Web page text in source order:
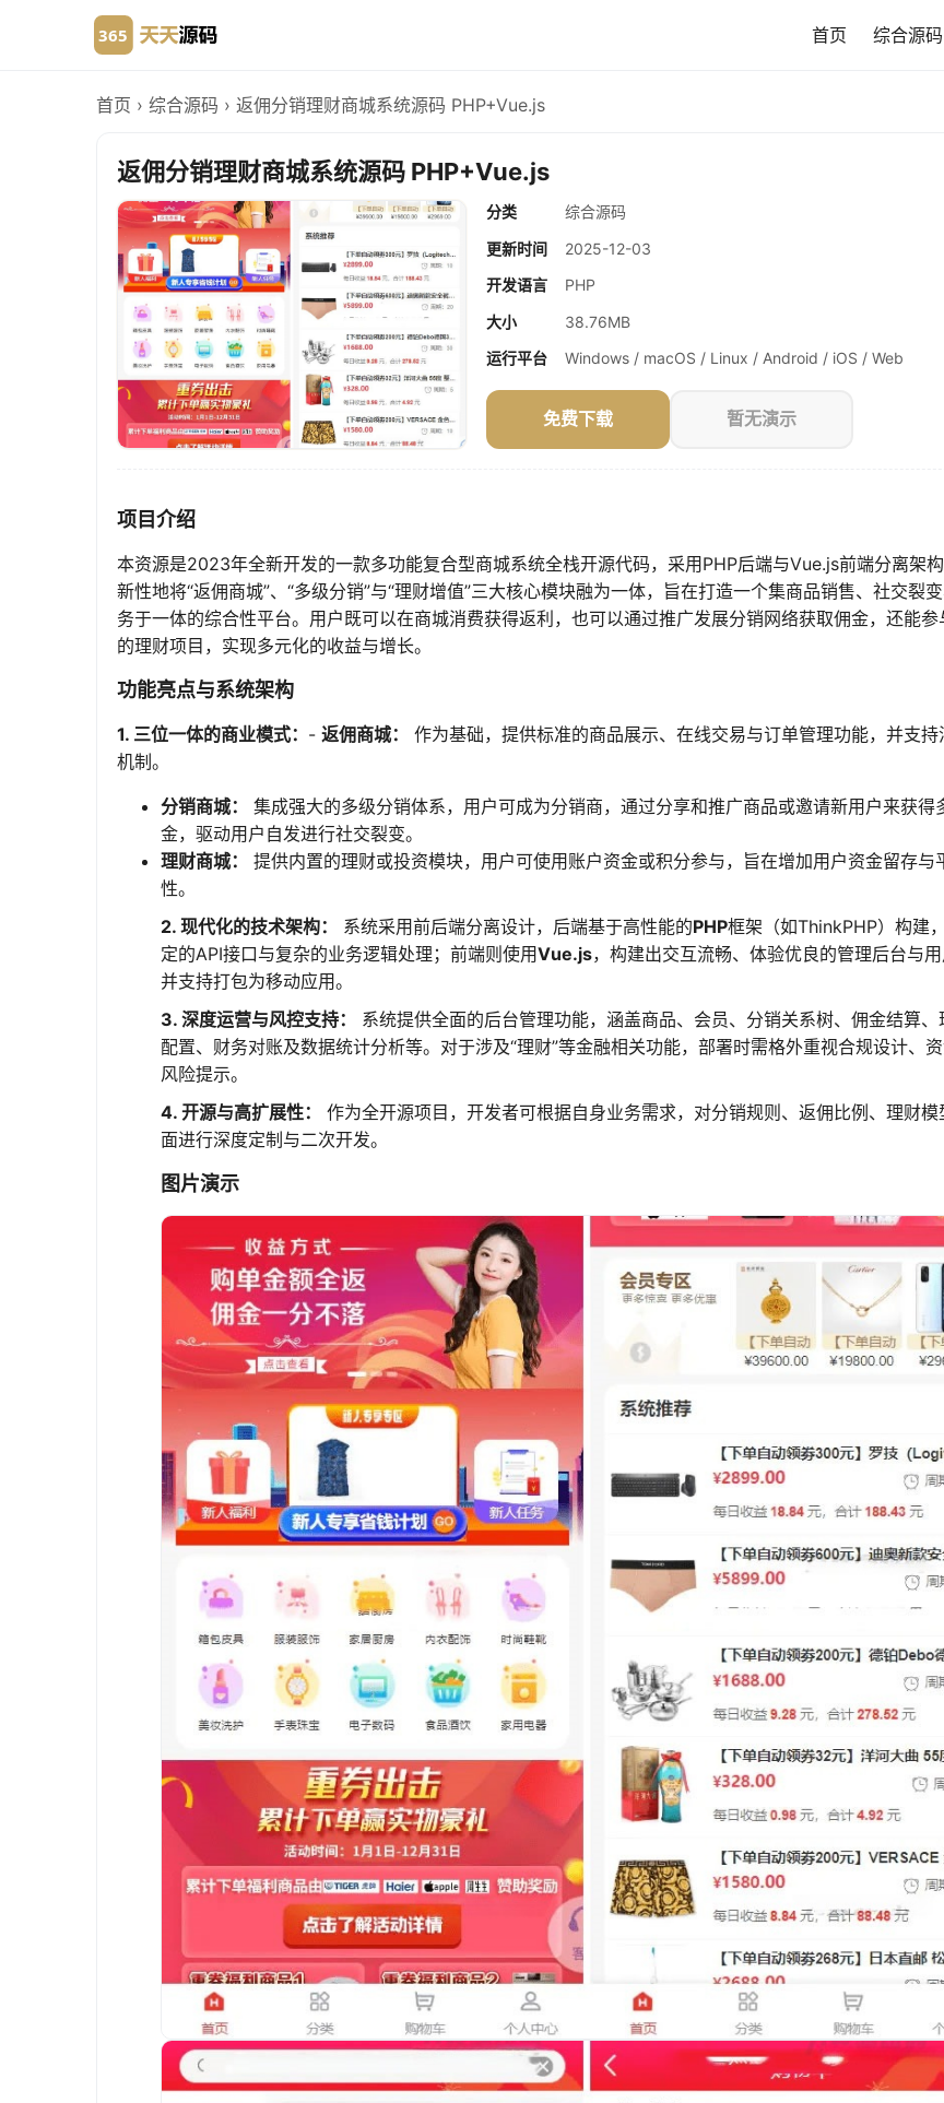
首页 综合源码
首页 › 综合源码 › 返佣分销理财商城系统源码 PHP+Vue.js
返佣分销理财商城系统源码 PHP+Vue.js
分类
综合源码
更新时间
2025-12-03
开发语言
PHP
大小
38.76MB
运行平台
Windows / macOS / Linux / Android / iOS / Web
免费下载 暂无演示
项目介绍
本资源是2023年全新开发的一款多功能复合型商城系统全栈开源代码，采用PHP后端与Vue.js前端分离架
新性地将“返佣商城”、“多级分销”与“理财增值”三大核心模块融为一体，旨在打造一个集商品销售、社交裂
务于一体的综合性平台。用户既可以在商城消费获得返利，也可以通过推广发展分销网络获取佣金，还能参
的理财项目，实现多元化的收益与增长。
功能亮点与系统架构
1. 三位一体的商业模式： - 返佣商城：
作为基础，提供标准的商品展示、在线交易与订单管理功能，并支持
机制。
分销商城：
集成强大的多级分销体系，用户可成为分销商，通过分享和推广商品或邀请新用户来获得
金，驱动用户自发进行社交裂变。
理财商城：
提供内置的理财或投资模块，用户可使用账户资金或积分参与，旨在增加用户资金留存与
性。
2. 现代化的技术架构：
系统采用前后端分离设计，后端基于高性能的PHP框架（如ThinkPHP）构建
定的API接口与复杂的业务逻辑处理；前端则使用Vue.js，构建出交互流畅、体验优良的管理后台与用
并支持打包为移动应用。
3. 深度运营与风控支持：
系统提供全面的后台管理功能，涵盖商品、会员、分销关系树、佣金结算、
配置、财务对账及数据统计分析等。对于涉及“理财”等金融相关功能，部署时需格外重视合规设计、
风险提示。
4. 开源与高扩展性：
作为全开源项目，开发者可根据自身业务需求，对分销规则、返佣比例、理财模
面进行深度定制与二次开发。
图片演示